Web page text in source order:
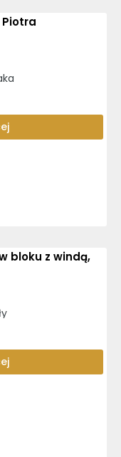
bloku z windą,